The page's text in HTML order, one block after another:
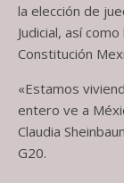
la elección de
Judicial, así
Constitución
«Estamos
entero ve a
Claudia
G20.